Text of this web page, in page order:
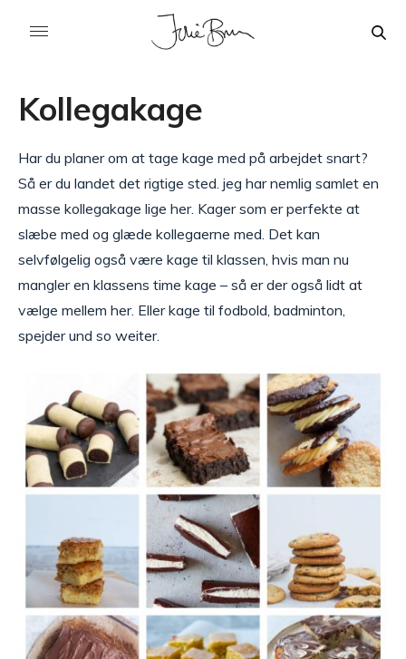
Kollegakage
Har du planer om at tage kage med på arbejdet snart?
Så er du landet det rigtige sted. jeg har nemlig samlet en
masse kollegakage lige her. Kager som er perfekte at
slæbe med og glæde kollegaerne med. Det kan
selvfølgelig også være kage til klassen, hvis man nu
mangler en klassens time kage – så er der også lidt at
vælge mellem her. Eller kage til fodbold, badminton,
spejder und so weiter.